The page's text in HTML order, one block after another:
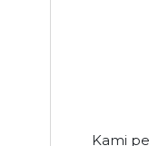
Kami